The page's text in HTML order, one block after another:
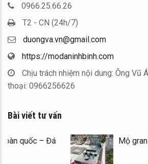
0966.25.66.26
T2 - CN (24h/7)
duongva.vn@gmail.com
https://modaninhbinh.com
Chịu trách nhiệm nội dung: Ông Vũ
thoại: 0966256626
Bài viết tư vấn
Xây Lăng Mộ đá uy tín trên toàn quốc –